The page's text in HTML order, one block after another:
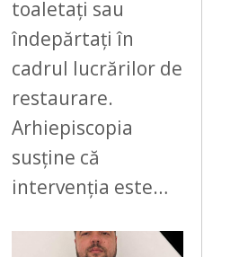
toaletați sau
îndepărtați în
cadrul lucrărilor de
restaurare.
Arhiepiscopia
susține că
intervenția este…